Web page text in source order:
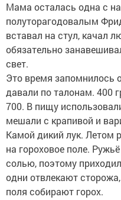
Мама осталась одна с
полуторагодовалым
вставал на стул, качал
обязательно
свет.
Это время запомнилось
давали по талонам. 400
700. В пищу
мешали с крапивой и
Камой дикий лук. Летом
на гороховое поле.
солью, поэтому
одни отвлекают
поля собирают горох.